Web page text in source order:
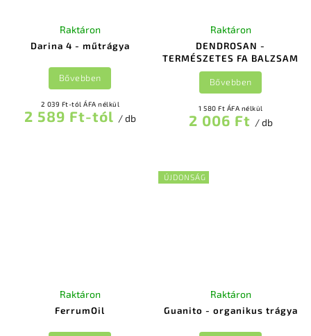
Darina 4 - műtrágya
Raktáron
2 039 Ft-tól ÁFA nélkül
2 589 Ft-tól / db
Bővebben
DENDROSAN -
TERMÉSZETES FA BALZSAM
Raktáron
1 580 Ft ÁFA nélkül
2 006 Ft / db
Bővebben
FerrumOil
Raktáron
ÚJDONSÁG
Guanito - organikus trágya
Raktáron